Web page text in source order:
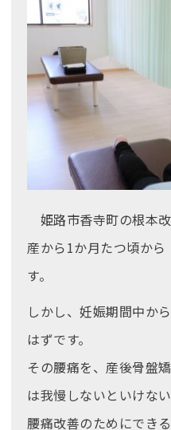
姫路市香寺町の根本
産から1か月たつ頃か
す。
しかし、妊娠期間中か
はずです。
その腰痛を、産後骨盤
は我慢しないといけな
腰痛改善のためにできる